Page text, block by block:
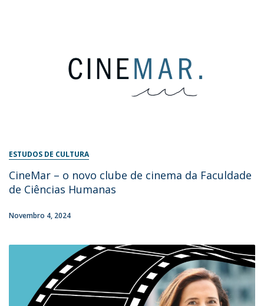
ESTUDOS DE CULTURA
CineMar – o novo clube de cinema da Faculdade
de Ciências Humanas
Novembro 4, 2024